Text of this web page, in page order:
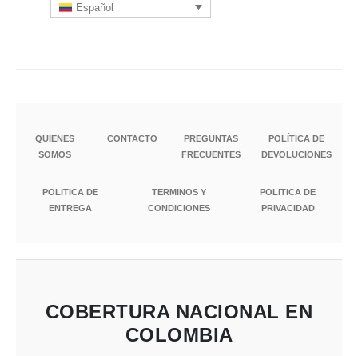
Español
QUIENES
SOMOS
CONTACTO
PREGUNTAS
FRECUENTES
POLÍTICA DE
DEVOLUCIONES
POLITICA DE
ENTREGA
TERMINOS Y
CONDICIONES
POLITICA DE
PRIVACIDAD
COBERTURA NACIONAL EN
COLOMBIA